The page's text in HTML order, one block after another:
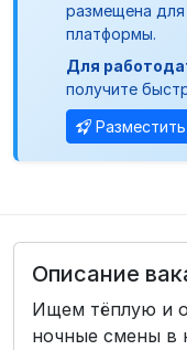
размещена
платформы.
Для
получите
Описание
Ищем тёплую и
ночные смены в